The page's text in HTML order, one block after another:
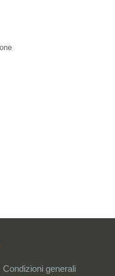
Condizioni generali